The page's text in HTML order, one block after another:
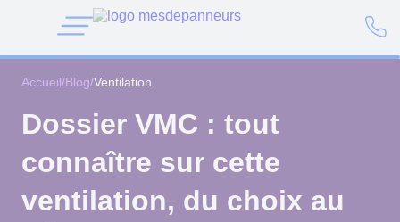
Accueil/Blog/Ventilation
Dossier VMC : tout
connaître sur cette
ventilation, du choix au